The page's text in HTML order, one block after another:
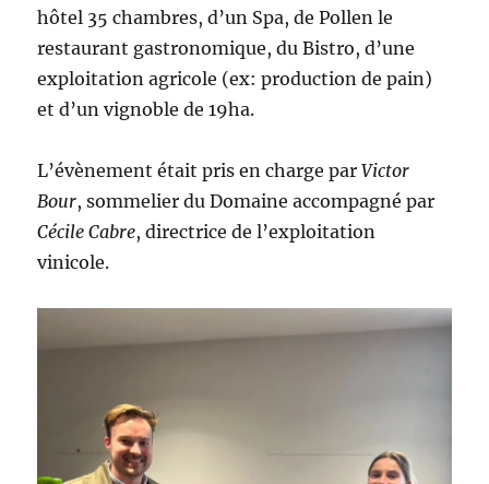
la
hôtel 35 chambres, d’un Spa, de Pollen le
restaurant gastronomique, du Bistro, d’une
exploitation agricole (ex: production de pain)
et d’un vignoble de 19ha.
L’évènement était pris en charge parVictor
Bour, sommelier du Domaine accompagné par
Cécile Cabre, directrice de l’exploitation
vinicole.